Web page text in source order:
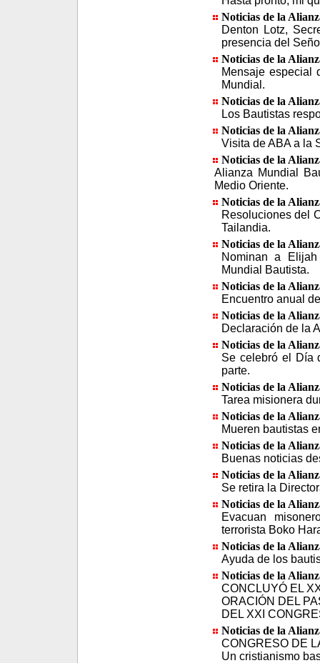
Noticias de la
Denton Lotz,
presencia del
Noticias de la
Mensaje especial
Mundial.
Noticias de la
Los Bautistas
Noticias de la
Visita de ABA a la
Noticias de la
Alianza Mundial
Medio Oriente.
Noticias de la
Resoluciones del
Tailandia.
Noticias de la
Nominan a
Mundial Bautista.
Noticias de la
Encuentro anual
Noticias de la
Declaración de la
Noticias de la
Se celebró el Día
parte.
Noticias de la
Tarea misionera
Noticias de la
Mueren bautistas
Noticias de la
Buenas noticias
Noticias de la
Se retira la
Noticias de la
Evacuan
terrorista Boko
Noticias de la
Ayuda de los
Noticias de la
CONCLUYÓ EL
ORACIÓN DEL
DEL XXI
Noticias de la
CONGRESO DE
Un cristianismo